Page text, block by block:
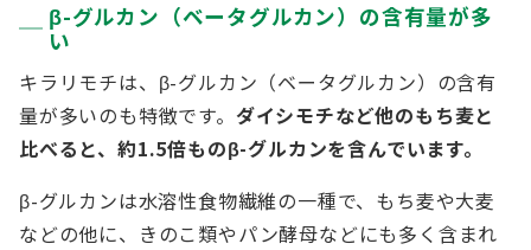
β-グルカン（ベータグルカン）の含有量が多
い
キラリモチは、β-グルカン（ベータグルカン）の含有
量が多いのも特徴です。 ダイシモチなど他のもち麦と
比べると、約1.5倍ものβ-グルカンを含んでいます。
β-グルカンは水溶性食物繊維の一種で、もち麦や大麦
などの他に、きのこ類やパン酵母などにも多く含まれ